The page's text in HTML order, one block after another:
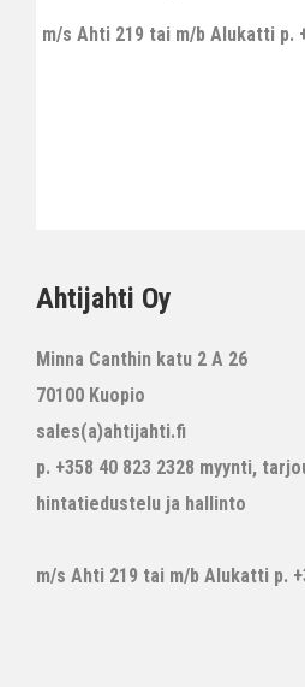
m/s Ahti 219 tai m/b Alukatti p.
Ahtijahti Oy
Minna Canthin katu 2 A 26
70100 Kuopio
sales(a)ahtijahti.fi
p. +358 40 823 2328 myynti,
hintatiedustelu ja hallinto
m/s Ahti 219 tai m/b Alukatti p.